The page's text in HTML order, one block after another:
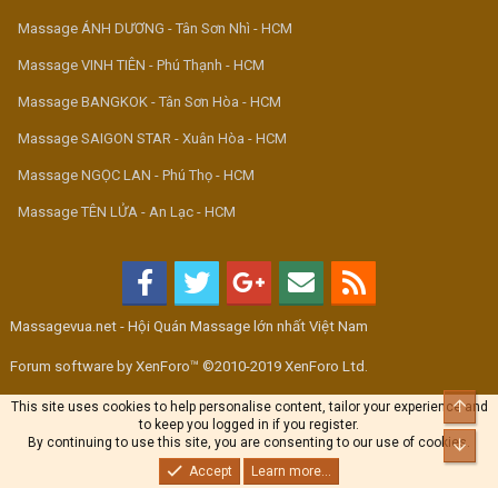
Massage ÁNH DƯƠNG - Tân Sơn Nhì - HCM
Massage VINH TIÊN - Phú Thạnh - HCM
Massage BANGKOK - Tân Sơn Hòa - HCM
Massage SAIGON STAR - Xuân Hòa - HCM
Massage NGỌC LAN - Phú Thọ - HCM
Massage TÊN LỬA - An Lạc - HCM
Massagevua.net - Hội Quán Massage lớn nhất Việt Nam
Forum software by XenForo™ ©2010-2019 XenForo Ltd.
This site uses cookies to help personalise content, tailor your experience and
to keep you logged in if you register.
By continuing to use this site, you are consenting to our use of cookies.
Accept
Learn more...
Top